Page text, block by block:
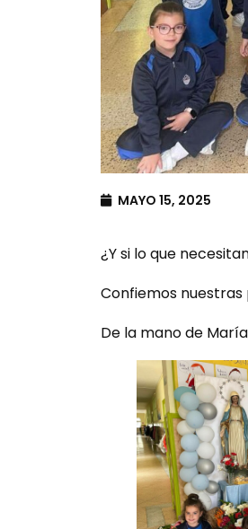
MAYO 15, 2025
¿Y si lo que
Confiemos nuestras
De la mano de